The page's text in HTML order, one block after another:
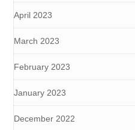
April 2023
March 2023
February 2023
January 2023
December 2022